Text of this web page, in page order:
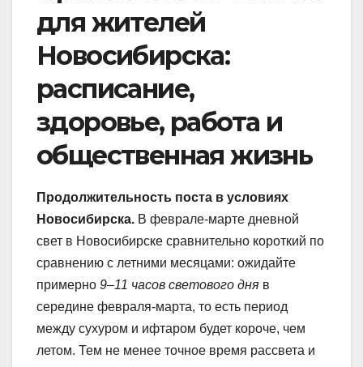
для жителей
Новосибирска:
расписание,
здоровье, работа и
общественная жизнь
Продолжительность поста в условиях
Новосибирска. В феврале-марте дневной
свет в Новосибирске сравнительно короткий по
сравнению с летними месяцами: ожидайте
примерно 9–11 часов светового дня в
середине февраля-марта, то есть период
между сухуром и ифтаром будет короче, чем
летом. Тем не менее точное время рассвета и